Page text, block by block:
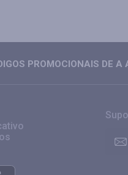
PROMOCIONAIS DE A